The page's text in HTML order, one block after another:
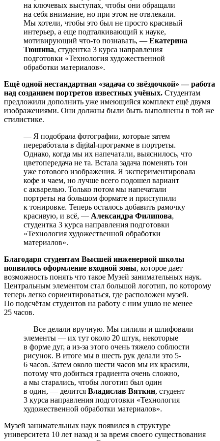
на ключевых выступах, чтобы они обращали
на себя внимание, но при этом не отвлекали.
Мы хотели, чтобы это был не просто красивый
интерьер, а еще подталкивающий к науке,
мотивирующий что-то познавать, — Екатерина
Тюшина, студентка 3 курса направления
подготовки «Технология художественной
обработки материалов».
Ещё одной нестандартная «задача со звёздочкой» — работа
над созданием портретов известных учёных. Студентам
предложили дополнить уже имеющийся комплект ещё двумя
изображениями. Они должны были быть выполнены в той же
стилистике.
— Я подобрала фотографии, которые затем
переработала в digital-программе в портреты.
Однако, когда мы их напечатали, выяснилось, что
цветопередача не та. Встала задача поменять тон
уже готового изображения. Я экспериментировала
кофе и чаем, но лучше всего подошел вариант
с акварелью. Только потом мы напечатали
портреты на большом формате и приступили
к тонировке. Теперь осталось добавить рамочку
красивую, и всё, — Александра Филипова,
студентка 3 курса направления подготовки
«Технология художественной обработки
материалов».
Благодаря студентам Высшей инженерной школы
появилось оформление входной зоны, которое дает
возможность понять что такое Музей занимательных наук.
Центральным элементом стал большой логотип, по которому
теперь легко сориентироваться, где расположен музей.
По подсчётам студентов на работу с ним ушло не менее
25 часов.
— Все делали вручную. Мы пилили и шлифовали
элементы — их тут около 20 штук, некоторые
в форме дуг, а из-за этого очень тяжело соблюсти
рисунок. В итоге мы в шесть рук делали это 5-
6 часов. Затем около шести часов мы их красили,
потому что добиться градиента очень сложно,
а мы старались, чтобы логотип был один
в один, — делится Владислав Вяткин, студент
3 курса направления подготовки «Технология
художественной обработки материалов».
Музей занимательных наук появился в структуре
университета 10 лет назад и за время своего существования